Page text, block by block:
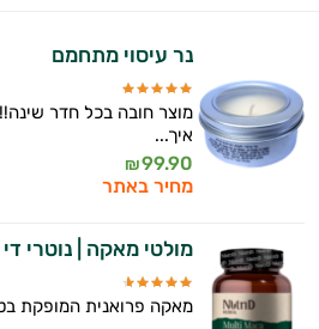
נר עיסוי מתחמם
מוצר חובה בכל חדר
איך...
99.90
₪
מחיר באתר
מולטי מאקה | נוטרי די
מאקה פרואנית המופקת